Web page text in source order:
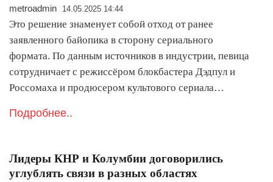
metroadmin 14.05.2025 14:44
Это решение знаменует собой отход от ранее
заявленного байопика в сторону сериального
формата. По данным источников в индустрии, певица
сотрудничает с режиссёром блокбастера Дэдпул и
Россомаха и продюсером культового сериала…
Подробнее..
Лидеры КНР и Колумбии договорились
углублять связи в разных областях